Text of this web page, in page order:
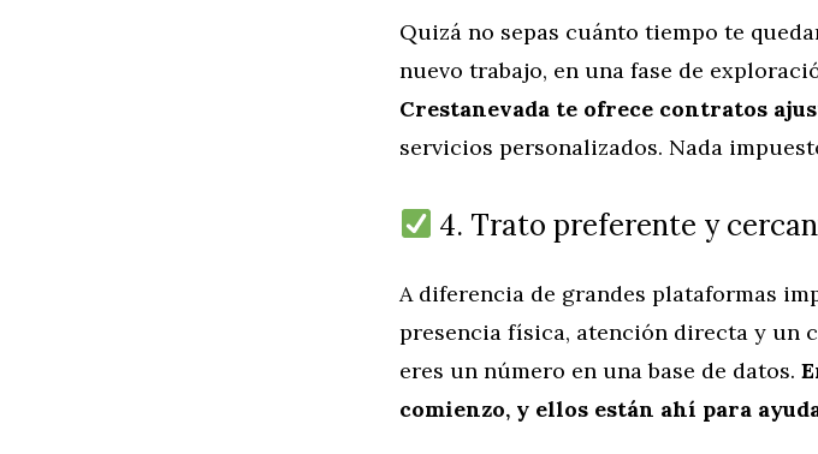
Quizá no sepas cuánto tiempo te
nuevo trabajo, en una fase de
Crestanevada te ofrece contratos
servicios personalizados. Nada
4. Trato preferente y
A diferencia de grandes plataformas
presencia física, atención directa y un
eres un número en una base de datos.
comienzo, y ellos están ahí para